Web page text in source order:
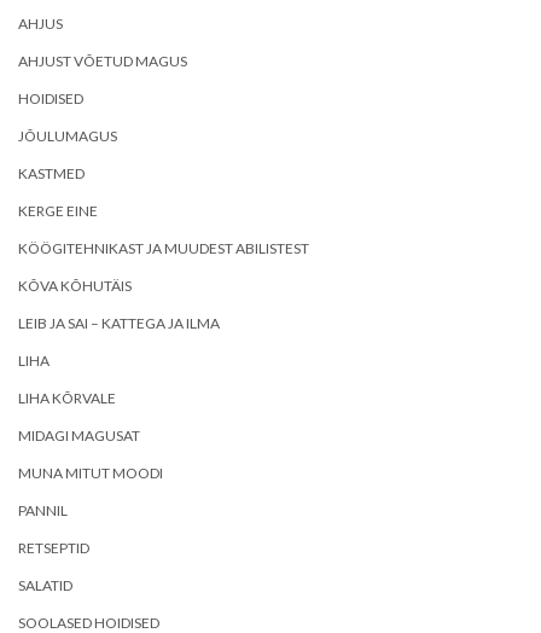
AHJUS
AHJUST VÕETUD MAGUS
HOIDISED
JÕULUMAGUS
KASTMED
KERGE EINE
KÖÖGITEHNIKAST JA MUUDEST ABILISTEST
KÕVA KÕHUTÄIS
LEIB JA SAI – KATTEGA JA ILMA
LIHA
LIHA KÕRVALE
MIDAGI MAGUSAT
MUNA MITUT MOODI
PANNIL
RETSEPTID
SALATID
SOOLASED HOIDISED